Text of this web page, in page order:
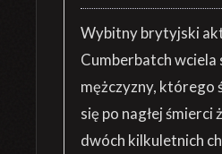
Wybitny brytyjski
Cumberbatch wciela
mężczyzny, którego
się po nagłej śmierci
dwóch kilkuletnich